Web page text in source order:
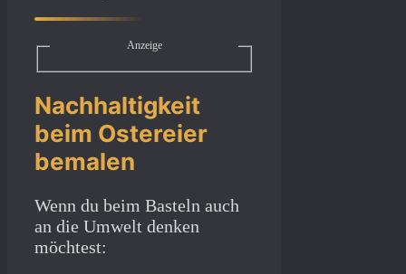
Anzeige
Nachhaltigkeit
beim Ostereier
bemalen
Wenn du beim Basteln auch
an die Umwelt denken
möchtest: